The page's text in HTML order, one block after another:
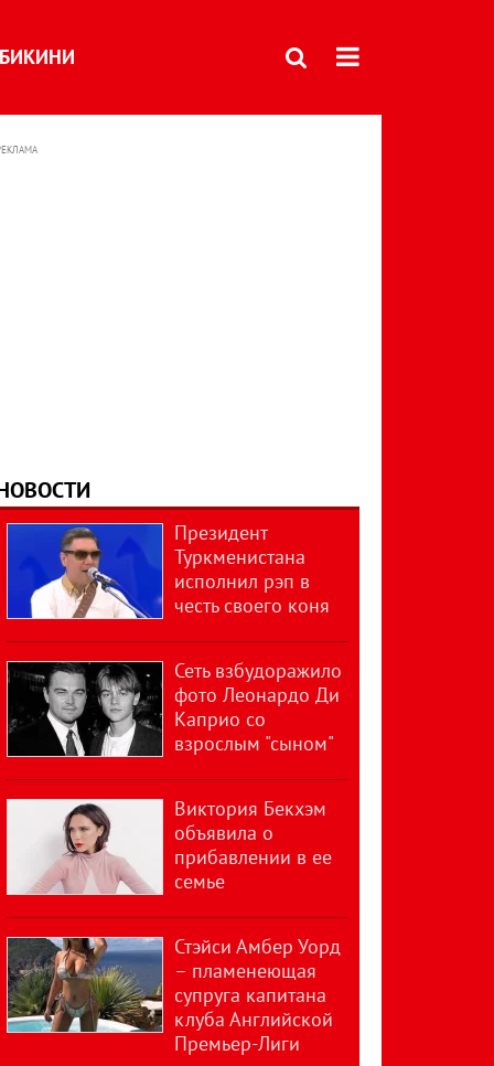
БИКИНИ
Президент
Туркменистана
исполнил рэп в
честь своего коня
Сеть взбудоражило
фото Леонардо Ди
Каприо со
взрослым "сыном"
Виктория Бекхэм
объявила о
прибавлении в ее
семье
Стэйси Амбер Уорд
– пламенеющая
супруга капитана
клуба Английской
Премьер-Лиги